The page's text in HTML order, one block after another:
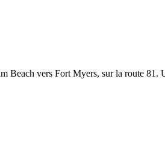
vers Fort Myers, sur la route 81.